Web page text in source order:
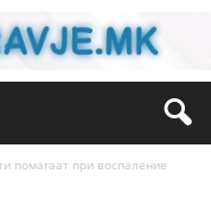
помагаат при воспаление